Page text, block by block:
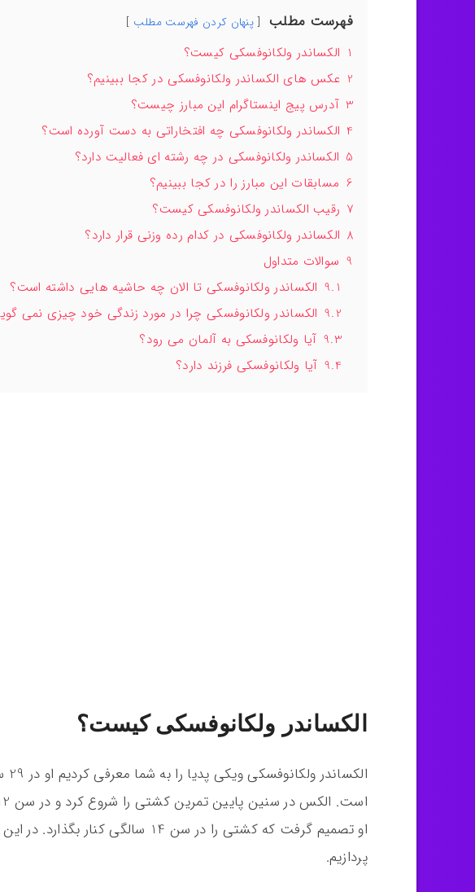
فهرست مطلب پنهان کردن فهرست مطلب
1 الکساندر ولکانوفسکی کیست؟
2 عکس های الکساندر ولکانوفسکی در کجا ببینیم؟
3 آدرس پیج اینستاگرام این مبارز چیست؟
4 الکساندر ولکانوفسکی چه افتخاراتی به دست آورده است؟
5 الکساندر ولکانوفسکی در چه رشته ای فعالیت دارد؟
6 مسابقات این مبارز را در کجا ببینیم؟
7 رقیب الکساندر ولکانوفسکی کیست؟
8 الکساندر ولکانوفسکی در کدام رده وزنی قرار دارد؟
9 سوالات متداول
9.1 الکساندر ولکانوفسکی تا الان چه حاشیه هایی داشته است؟
9.2 الکساندر ولکانوفسکی چرا در مورد زندگی خود چیزی نمی
9.3 آیا ولکانوفسکی به آلمان می رود؟
9.4 آیا ولکانوفسکی فرزند دارد؟
الکساندر ولکانوفسکی کیست؟
او تصمیم گرفت که کشتی را در سن 14
پردازیم.